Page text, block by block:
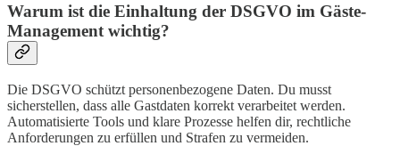
Warum ist die Einhaltung der DSGVO im Gäste-
Management wichtig?
Die DSGVO schützt personenbezogene Daten. Du musst
sicherstellen, dass alle Gastdaten korrekt verarbeitet werden.
Automatisierte Tools und klare Prozesse helfen dir, rechtliche
Anforderungen zu erfüllen und Strafen zu vermeiden.